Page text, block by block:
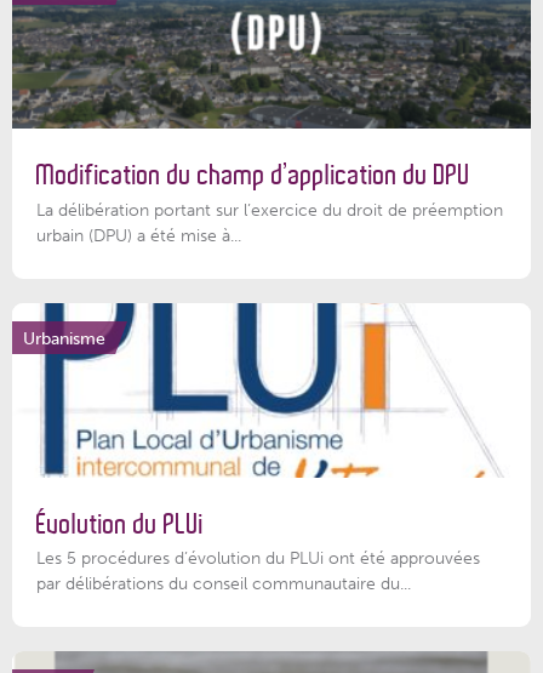
Modification du champ d’application du DPU
La délibération portant sur l’exercice du droit de préemption
urbain (DPU) a été mise à...
Urbanisme
Évolution du PLUi
Les 5 procédures d’évolution du PLUi ont été approuvées
par délibérations du conseil communautaire du...